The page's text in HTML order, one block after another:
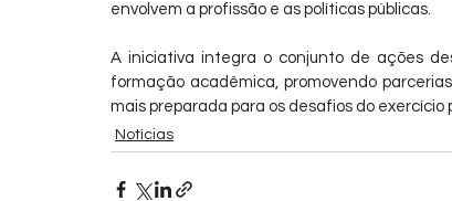
envolvem a profissão e as políticas públicas.
A iniciativa integra o conjunto de ações
formação acadêmica, promovendo
mais preparada para os desafios do exercício
Notícias